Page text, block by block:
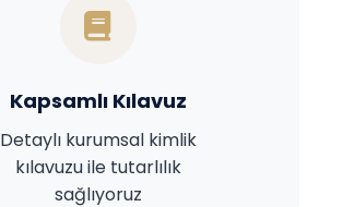
Kapsamlı Kılavuz
Detaylı kurumsal kimlik
kılavuzu ile tutarlılık
sağlıyoruz